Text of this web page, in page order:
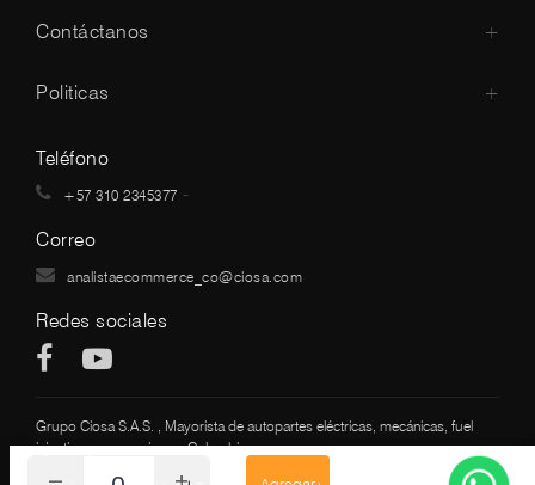
Contáctanos +
Politicas +
Teléfono
+57 310 2345377 -
Correo
analistaecommerce_co@ciosa.com
Redes sociales
Grupo Ciosa S.A.S. , Mayorista de autopartes eléctricas, mecánicas, fuel
injection y accesorios en Colombia